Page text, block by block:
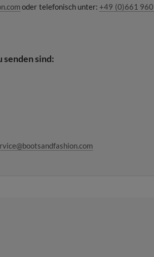
oder telefonisch unter: +49 (0)661
senden sind: